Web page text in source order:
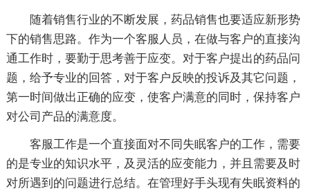
随着销售行业的不断发展，药品销售也要适应新形势
下的销售思路。作为一个客服人员，在做与客户的直接沟
通工作时，要勤于思考善于应变。对于客户提出的药品问
题，给予专业的回答，对于客户反映的投诉及其它问题，
第一时间做出正确的应变，使客户满意的同时，保持客户
对公司产品的满意度。
客服工作是一个直接面对不同失眠客户的工作，需要
的是专业的知识水平，及灵活的应变能力，并且需要及时
对所遇到的问题进行总结。在管理好手头现有失眠资料的